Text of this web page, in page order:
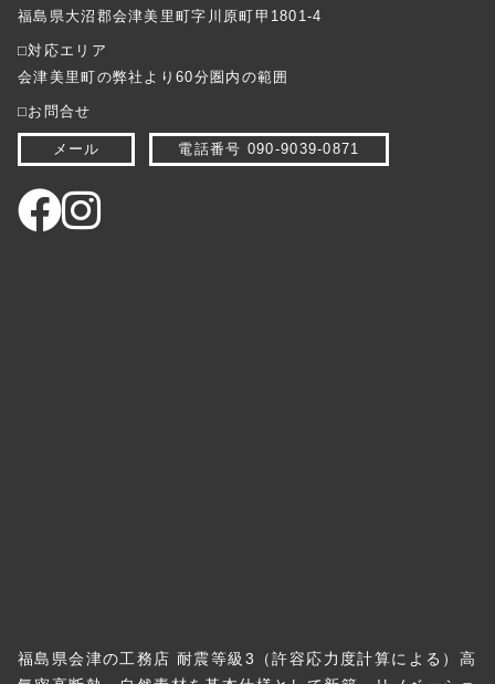
福島県大沼郡会津美里町字川原町甲1801-4
⬜︎対応エリア
会津美里町の弊社より60分圏内の範囲
⬜︎お問合せ
メール 電話番号 090-9039-0871
福島県会津の工務店 耐震等級3（許容応力度計算による）高